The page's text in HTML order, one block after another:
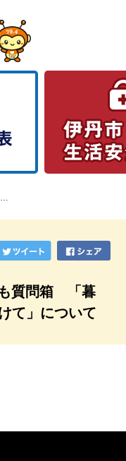
…
質問箱 「暮
て」について